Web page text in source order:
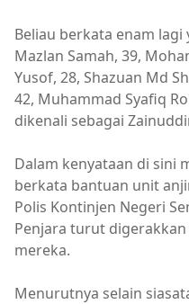
Beliau berkata enam
Mazlan Samah, 39,
Yusof, 28, Shazuan Md
42, Muhammad Syafiq
dikenali sebagai
Dalam kenyataan di sini
berkata bantuan unit
Polis Kontinjen Negeri
Penjara turut
mereka.
Menurutnya selain